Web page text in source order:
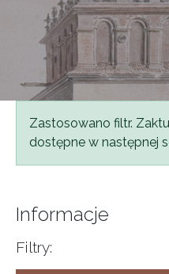
Komunikat
Zastosowano filtr.
dostępne w następnej
Informacje
Filtry: